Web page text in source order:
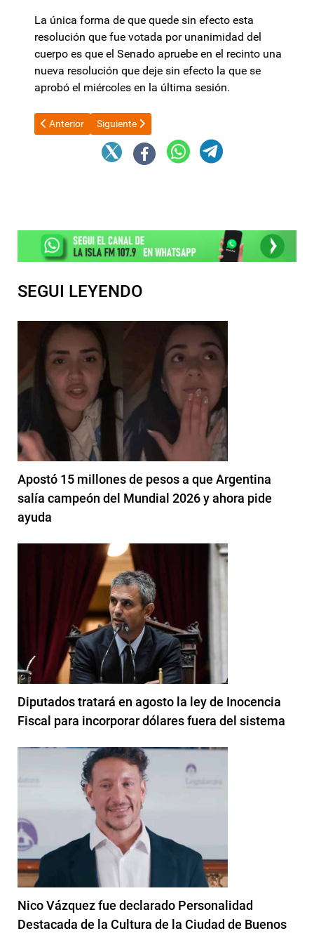
La única forma de que quede sin efecto esta
resolución que fue votada por unanimidad del
cuerpo es que el Senado apruebe en el recinto una
nueva resolución que deje sin efecto la que se
aprobó el miércoles en la última sesión.
Artículo anterior: Monotributo: en medio de la recesión, el
Anterior Artículo siguiente: Juicio a YPF: Burford le
Siguiente
SEGUI LEYENDO
Apostó 15 millones de pesos a que Argentina
salía campeón del Mundial 2026 y ahora pide
ayuda
Diputados tratará en agosto la ley de Inocencia
Fiscal para incorporar dólares fuera del sistema
Nico Vázquez fue declarado Personalidad
Destacada de la Cultura de la Ciudad de Buenos